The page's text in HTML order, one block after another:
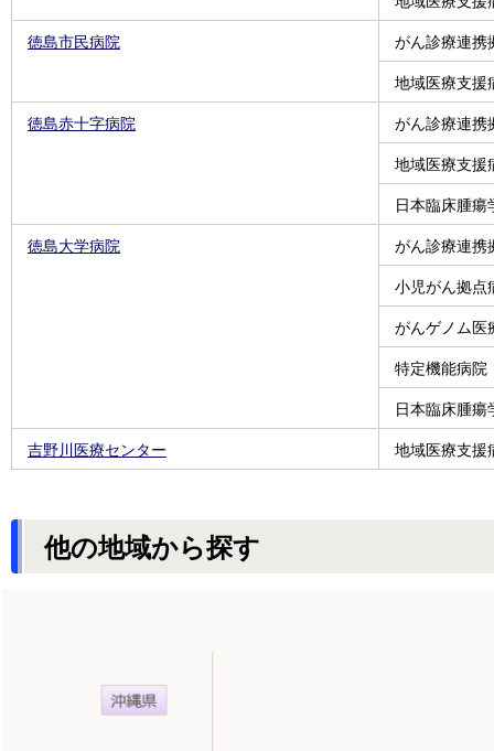
徳島市民病院 がん診療連携
地域医療支援
徳島赤十字病院 がん診療連携
地域医療支援
日本臨床腫瘍
徳島大学病院 がん診療連携
小児がん拠点
がんゲノム医
特定機能病院
日本臨床腫瘍
吉野川医療センター 地域医療支援
他の地域から探す